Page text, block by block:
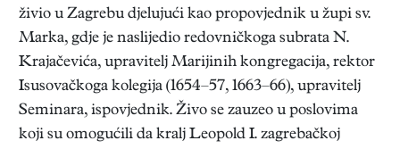
živio u Zagrebu djelujući kao propovjednik u župi sv.
Marka, gdje je naslijedio redovničkoga subrata N.
Krajačevića, upravitelj Marijinih kongregacija, rektor
Isusovačkoga kolegija (1654–57, 1663–66), upravitelj
Seminara, ispovjednik. Živo se zauzeo u poslovima
koji su omogućili da kralj Leopold I. zagrebačkoj